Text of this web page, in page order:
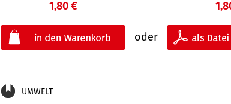
1,80 €
oder
UMWELT